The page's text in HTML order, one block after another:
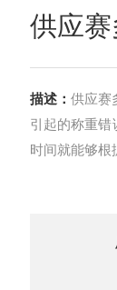
供应
描述： 供应赛
引起的称重
时间就能够根